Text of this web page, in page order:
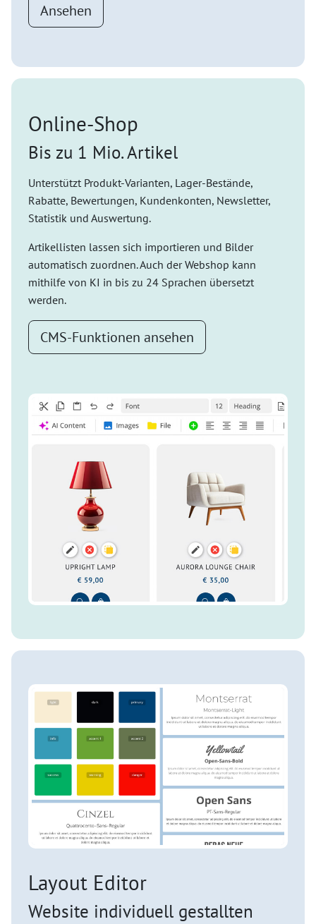
Ansehen
Online-Shop
Bis zu 1 Mio. Artikel
Unterstützt Produkt-Varianten, Lager-Bestände,
Rabatte, Bewertungen, Kundenkonten, Newsletter,
Statistik und Auswertung.
Artikellisten lassen sich importieren und Bilder
automatisch zuordnen. Auch der Webshop kann
mithilfe von KI in bis zu 24 Sprachen übersetzt
werden.
CMS-Funktionen ansehen
Layout Editor
Website individuell gestallten